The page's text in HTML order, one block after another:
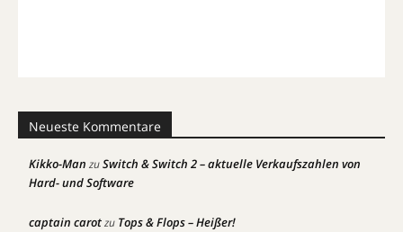
Neueste Kommentare
Kikko-Man zuSwitch & Switch 2 – aktuelle Verkaufszahlen von
Hard- und Software
captain carotzu Tops & Flops – Heißer!